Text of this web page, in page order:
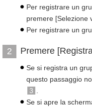
Per registrare un
premere [Selezione
Per registrare un
2 Premere
Se si registra un
questo passaggio
3
Se si apre la